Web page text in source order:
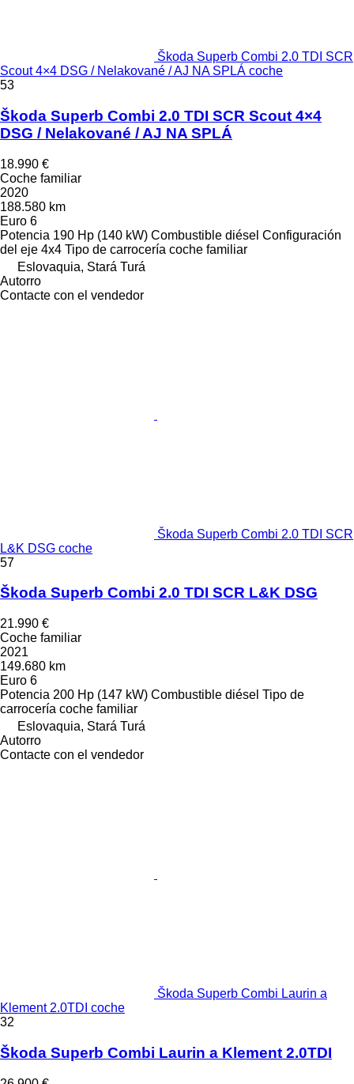
Škoda Superb Combi 2.0 TDI SCR
Scout 4×4 DSG / Nelakované / AJ NA SPLÁ coche
53
Škoda Superb Combi 2.0 TDI SCR Scout 4×4
DSG / Nelakované / AJ NA SPLÁ
18.990 €
Coche familiar
2020
188.580 km
Euro 6
Potencia 190 Hp (140 kW) Combustible diésel Configuración
del eje 4x4 Tipo de carrocería coche familiar
Eslovaquia, Stará Turá
Autorro
Contacte con el vendedor
Škoda Superb Combi 2.0 TDI SCR
L&K DSG coche
57
Škoda Superb Combi 2.0 TDI SCR L&K DSG
21.990 €
Coche familiar
2021
149.680 km
Euro 6
Potencia 200 Hp (147 kW) Combustible diésel Tipo de
carrocería coche familiar
Eslovaquia, Stará Turá
Autorro
Contacte con el vendedor
Škoda Superb Combi Laurin a
Klement 2.0TDI coche
32
Škoda Superb Combi Laurin a Klement 2.0TDI